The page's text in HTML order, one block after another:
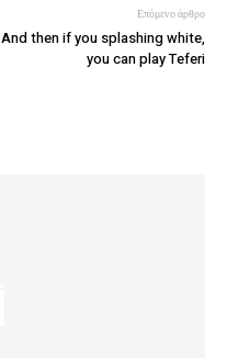
Επόμενο άρθρο
And then if you splashing white,
you can play Teferi